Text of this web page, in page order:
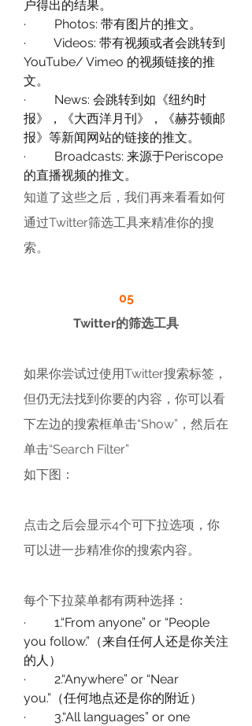
户得出的结果。
·         Photos: 带有图片的推文。
·         Videos: 带有视频或者会跳转到
YouTube/ Vimeo 的视频链接的推
文。
·         News: 会跳转到如《纽约时
报》，《大西洋月刊》，《赫芬顿邮
报》等新闻网站的链接的推文。
·         Broadcasts: 来源于Periscope
的直播视频的推文。
知道了这些之后，我们再来看看如何
通过Twitter筛选工具来精准你的搜
索。
05
Twitter的筛选工具
如果你尝试过使用Twitter搜索标签，
但仍无法找到你要的内容，你可以看
下左边的搜索框单击“Show”，然后在
单击“Search Filter”
如下图：
点击之后会显示4个可下拉选项，你
可以进一步精准你的搜索内容。
每个下拉菜单都有两种选择：
·         1.“From anyone” or “People
you follow.”（来自任何人还是你关注
的人）
·         2.“Anywhere” or “Near
you.”（任何地点还是你的附近）
·         3.“All languages” or one